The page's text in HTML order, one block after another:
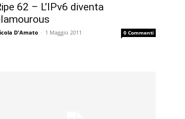
62 – L’IPv6 diventa
D'Amato - 1 Maggio 2011 0 Commenti